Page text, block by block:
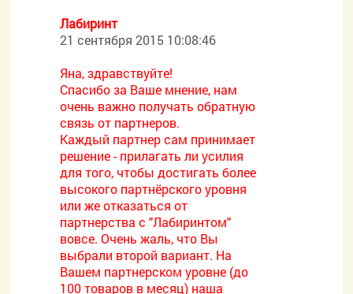
Лабиринт
21 сентября 2015 10:08:46
Яна, здравствуйте!
Спасибо за Ваше мнение, нам
очень важно получать обратную
связь от партнеров.
Каждый партнер сам принимает
решение - прилагать ли усилия
для того, чтобы достигать более
высокого партнёрского уровня
или же отказаться от
партнерства с "Лабиринтом"
вовсе. Очень жаль, что Вы
выбрали второй вариант. На
Вашем партнерском уровне (до
100 товаров в месяц) наша